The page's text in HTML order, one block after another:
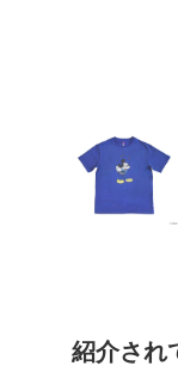
紹介され